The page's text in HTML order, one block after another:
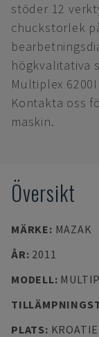
stöder 12
chuckstorlek
högkvalitativa
Multiplex
Kontakta oss
maskin.
Översikt
MÄRKE: MAZAK
ÅR: 2011
MODELL:
PLATS: